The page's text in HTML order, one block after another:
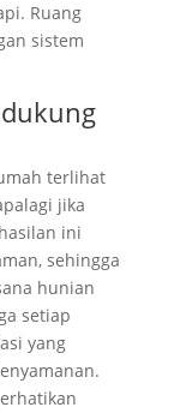
Ruang
sistem
terlihat
jika
ini
sehingga
hunian
setiap
yang